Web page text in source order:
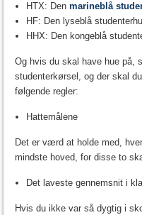
HTX: Denmarineblå
HF: Den lyseblå
HHX: Den kongeblå
Og hvis du skal have hue på,
studenterkørsel, og der skal
følgende regler:
Hattemålene
Det er værd at holde med,
mindste hoved, for disse to
Det laveste gennemsnit i
Hvis du ikke var så dygtig i